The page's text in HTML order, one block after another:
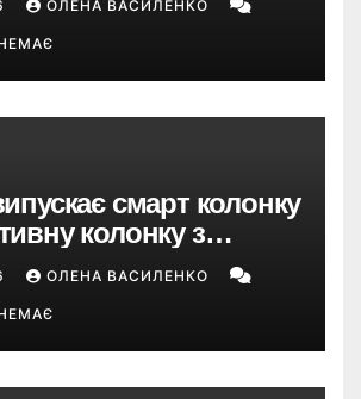
ОЛЕНА ВАСИЛЕНКО
смарт колонку
колонку з
камерою та цінником
ОЛЕНА ВАСИЛЕНКО